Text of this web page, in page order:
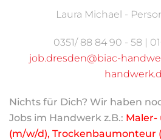
Laura Michael -
0351/ 88 84 90 - 58 |
job.dresden@biac-
Nichts für Dich? Wir haben
Jobs im Handwerk z.B.: Maler-
(m/w/d), Trockenbaumonteur